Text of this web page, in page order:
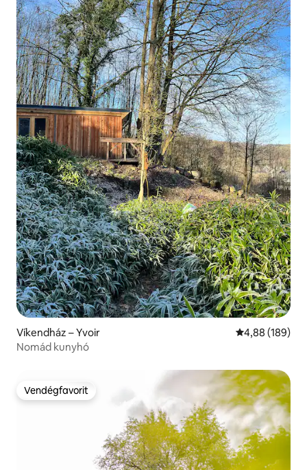
Víkendház – Yvoir Átlagos
4,88 (189)
Nomád kunyhó
Vendégfavorit
Vendégfavorit